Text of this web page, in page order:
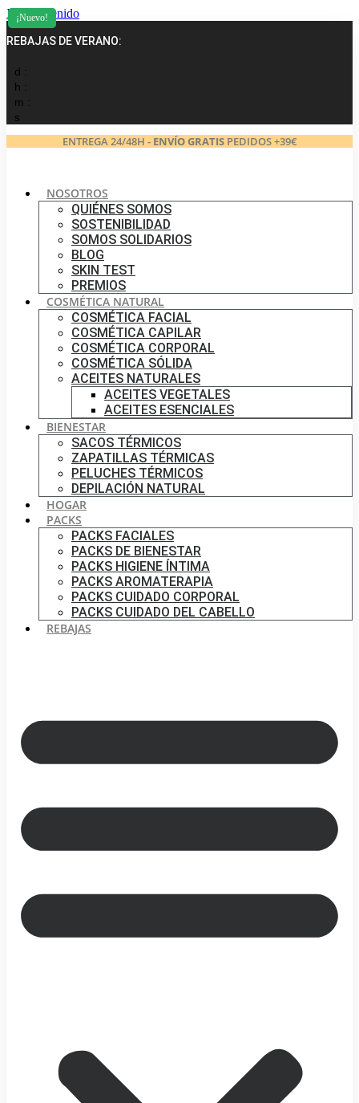
Ir al contenido
REBAJAS DE VERANO:
d :
h :
m :
s
ENTREGA 24/48H - ENVÍO GRATISPEDIDOS +39€
NOSOTROS
QUIÉNES SOMOS
SOSTENIBILIDAD
SOMOS SOLIDARIOS
BLOG
SKIN TEST
PREMIOS
COSMÉTICA NATURAL
COSMÉTICA FACIAL
COSMÉTICA CAPILAR
COSMÉTICA CORPORAL
COSMÉTICA SÓLIDA
ACEITES NATURALES
ACEITES VEGETALES
ACEITES ESENCIALES
BIENESTAR
SACOS TÉRMICOS
ZAPATILLAS TÉRMICAS
PELUCHES TÉRMICOS
DEPILACIÓN NATURAL
HOGAR
PACKS
PACKS FACIALES
PACKS DE BIENESTAR
PACKS HIGIENE ÍNTIMA
PACKS AROMATERAPIA
PACKS CUIDADO CORPORAL
PACKS CUIDADO DEL CABELLO
REBAJAS
¡Nuevo!
¡Nuevo!